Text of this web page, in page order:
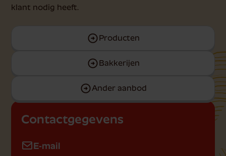
klant nodig heeft.
Producten
Bakkerijen
Ander aanbod
Contactgegevens
E-mail